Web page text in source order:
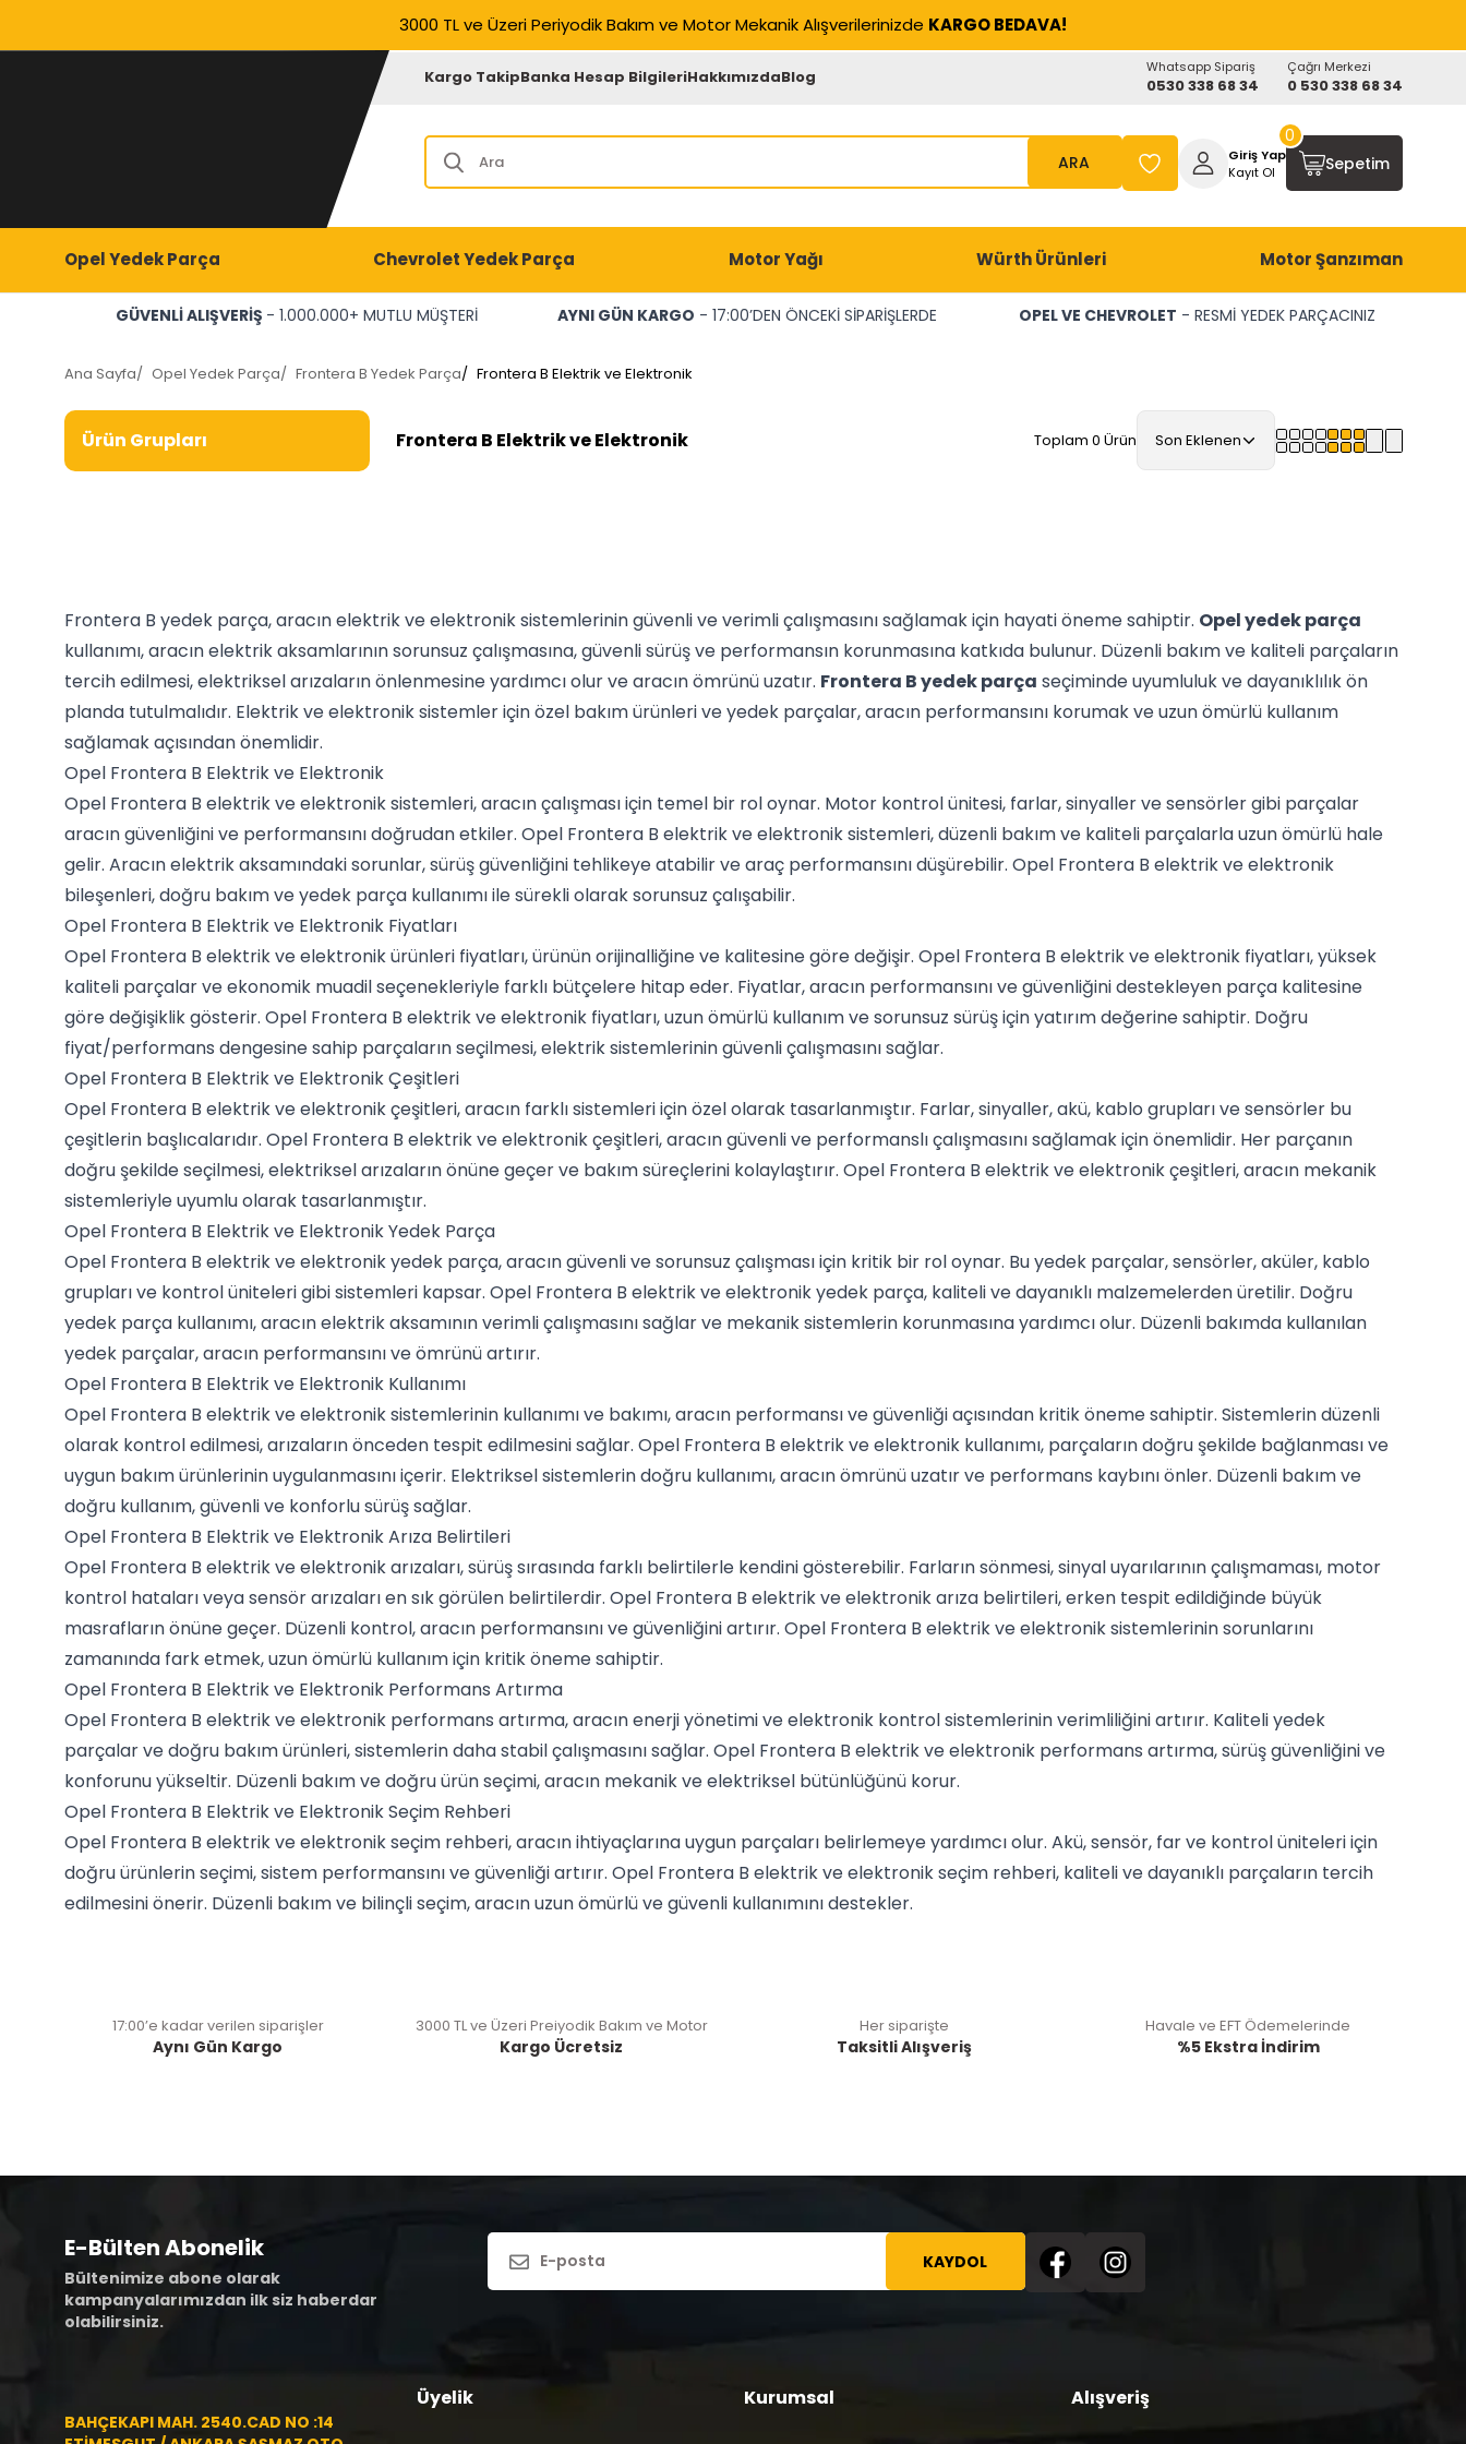
3000 TL ve Üzeri Periyodik Bakım ve Motor Mekanik Alışverilerinizde KARGO BEDAVA!
Kargo TakipBanka Hesap BilgileriHakkımızdaBlog Whatsapp Sipariş
0530 338 68 34
Çağrı Merkezi
0 530 338 68 34
ARA
Giriş Yap
Kayıt Ol
Sepetim
0
Opel Yedek Parça Chevrolet Yedek Parça Motor Yağı Würth Ürünleri Motor Şanzıman
GÜVENLİ ALIŞVERİŞ - 1.000.000+ MUTLU MÜŞTERİ AYNI GÜN KARGO - 17:00’DEN ÖNCEKİ SİPARİŞLERDE OPEL VE CHEVROLET - RESMİ YEDEK PARÇACINIZ
Ana Sayfa/ Opel Yedek Parça/ Frontera B Yedek Parça/ Frontera B Elektrik ve Elektronik
Ürün Grupları Frontera B Elektrik ve Elektronik Toplam 0 Ürün Son Eklenen
Frontera B yedek parça, aracın elektrik ve elektronik sistemlerinin güvenli ve verimli çalışmasını sağlamak için hayati öneme sahiptir. Opel yedek parça
kullanımı, aracın elektrik aksamlarının sorunsuz çalışmasına, güvenli sürüş ve performansın korunmasına katkıda bulunur. Düzenli bakım ve kaliteli parçaların
tercih edilmesi, elektriksel arızaların önlenmesine yardımcı olur ve aracın ömrünü uzatır. Frontera B yedek parça seçiminde uyumluluk ve dayanıklılık ön
planda tutulmalıdır. Elektrik ve elektronik sistemler için özel bakım ürünleri ve yedek parçalar, aracın performansını korumak ve uzun ömürlü kullanım
sağlamak açısından önemlidir.
Opel Frontera B Elektrik ve Elektronik
Opel Frontera B elektrik ve elektronik sistemleri, aracın çalışması için temel bir rol oynar. Motor kontrol ünitesi, farlar, sinyaller ve sensörler gibi parçalar
aracın güvenliğini ve performansını doğrudan etkiler. Opel Frontera B elektrik ve elektronik sistemleri, düzenli bakım ve kaliteli parçalarla uzun ömürlü hale
gelir. Aracın elektrik aksamındaki sorunlar, sürüş güvenliğini tehlikeye atabilir ve araç performansını düşürebilir. Opel Frontera B elektrik ve elektronik
bileşenleri, doğru bakım ve yedek parça kullanımı ile sürekli olarak sorunsuz çalışabilir.
Opel Frontera B Elektrik ve Elektronik Fiyatları
Opel Frontera B elektrik ve elektronik ürünleri fiyatları, ürünün orijinalliğine ve kalitesine göre değişir. Opel Frontera B elektrik ve elektronik fiyatları, yüksek
kaliteli parçalar ve ekonomik muadil seçenekleriyle farklı bütçelere hitap eder. Fiyatlar, aracın performansını ve güvenliğini destekleyen parça kalitesine
göre değişiklik gösterir. Opel Frontera B elektrik ve elektronik fiyatları, uzun ömürlü kullanım ve sorunsuz sürüş için yatırım değerine sahiptir. Doğru
fiyat/performans dengesine sahip parçaların seçilmesi, elektrik sistemlerinin güvenli çalışmasını sağlar.
Opel Frontera B Elektrik ve Elektronik Çeşitleri
Opel Frontera B elektrik ve elektronik çeşitleri, aracın farklı sistemleri için özel olarak tasarlanmıştır. Farlar, sinyaller, akü, kablo grupları ve sensörler bu
çeşitlerin başlıcalarıdır. Opel Frontera B elektrik ve elektronik çeşitleri, aracın güvenli ve performanslı çalışmasını sağlamak için önemlidir. Her parçanın
doğru şekilde seçilmesi, elektriksel arızaların önüne geçer ve bakım süreçlerini kolaylaştırır. Opel Frontera B elektrik ve elektronik çeşitleri, aracın mekanik
sistemleriyle uyumlu olarak tasarlanmıştır.
Opel Frontera B Elektrik ve Elektronik Yedek Parça
Opel Frontera B elektrik ve elektronik yedek parça, aracın güvenli ve sorunsuz çalışması için kritik bir rol oynar. Bu yedek parçalar, sensörler, aküler, kablo
grupları ve kontrol üniteleri gibi sistemleri kapsar. Opel Frontera B elektrik ve elektronik yedek parça, kaliteli ve dayanıklı malzemelerden üretilir. Doğru
yedek parça kullanımı, aracın elektrik aksamının verimli çalışmasını sağlar ve mekanik sistemlerin korunmasına yardımcı olur. Düzenli bakımda kullanılan
yedek parçalar, aracın performansını ve ömrünü artırır.
Opel Frontera B Elektrik ve Elektronik Kullanımı
Opel Frontera B elektrik ve elektronik sistemlerinin kullanımı ve bakımı, aracın performansı ve güvenliği açısından kritik öneme sahiptir. Sistemlerin düzenli
olarak kontrol edilmesi, arızaların önceden tespit edilmesini sağlar. Opel Frontera B elektrik ve elektronik kullanımı, parçaların doğru şekilde bağlanması ve
uygun bakım ürünlerinin uygulanmasını içerir. Elektriksel sistemlerin doğru kullanımı, aracın ömrünü uzatır ve performans kaybını önler. Düzenli bakım ve
doğru kullanım, güvenli ve konforlu sürüş sağlar.
Opel Frontera B Elektrik ve Elektronik Arıza Belirtileri
Opel Frontera B elektrik ve elektronik arızaları, sürüş sırasında farklı belirtilerle kendini gösterebilir. Farların sönmesi, sinyal uyarılarının çalışmaması, motor
kontrol hataları veya sensör arızaları en sık görülen belirtilerdir. Opel Frontera B elektrik ve elektronik arıza belirtileri, erken tespit edildiğinde büyük
masrafların önüne geçer. Düzenli kontrol, aracın performansını ve güvenliğini artırır. Opel Frontera B elektrik ve elektronik sistemlerinin sorunlarını
zamanında fark etmek, uzun ömürlü kullanım için kritik öneme sahiptir.
Opel Frontera B Elektrik ve Elektronik Performans Artırma
Opel Frontera B elektrik ve elektronik performans artırma, aracın enerji yönetimi ve elektronik kontrol sistemlerinin verimliliğini artırır. Kaliteli yedek
parçalar ve doğru bakım ürünleri, sistemlerin daha stabil çalışmasını sağlar. Opel Frontera B elektrik ve elektronik performans artırma, sürüş güvenliğini ve
konforunu yükseltir. Düzenli bakım ve doğru ürün seçimi, aracın mekanik ve elektriksel bütünlüğünü korur.
Opel Frontera B Elektrik ve Elektronik Seçim Rehberi
Opel Frontera B elektrik ve elektronik seçim rehberi, aracın ihtiyaçlarına uygun parçaları belirlemeye yardımcı olur. Akü, sensör, far ve kontrol üniteleri için
doğru ürünlerin seçimi, sistem performansını ve güvenliği artırır. Opel Frontera B elektrik ve elektronik seçim rehberi, kaliteli ve dayanıklı parçaların tercih
edilmesini önerir. Düzenli bakım ve bilinçli seçim, aracın uzun ömürlü ve güvenli kullanımını destekler.
17:00’e kadar verilen siparişler
Aynı Gün Kargo
3000 TL ve Üzeri Preiyodik Bakım ve Motor
Kargo Ücretsiz
Her siparişte
Taksitli Alışveriş
Havale ve EFT Ödemelerinde
%5 Ekstra İndirim
E-Bülten Abonelik
Bültenimize abone olarak
kampanyalarımızdan ilk siz haberdar
olabilirsiniz.
KAYDOL
BAHÇEKAPI MAH. 2540.CAD NO :14
Üyelik Kurumsal Alışveriş